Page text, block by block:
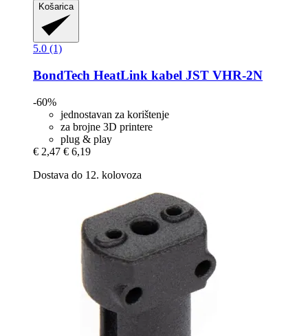
Košarica
5.0 (1)
BondTech HeatLink kabel JST VHR-​2N
-60%
jednostavan za korištenje
za brojne 3D printere
plug & play
€ 2,47 € 6,19
Dostava do 12. kolovoza